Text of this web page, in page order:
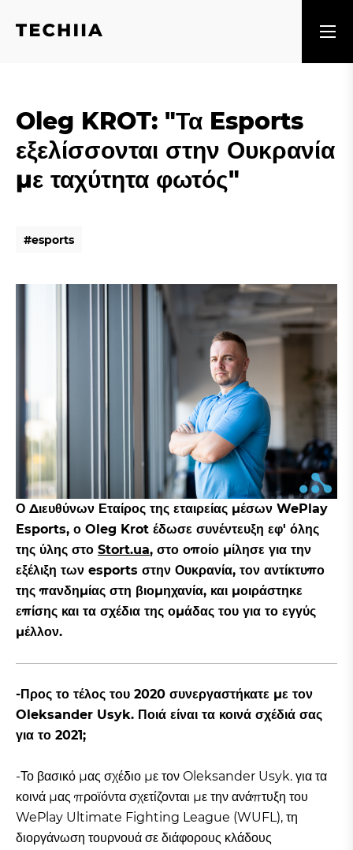
Oleg KROT: "Τα Esports
εξελίσσονται στην Ουκρανία
με ταχύτητα φωτός"
#esports
Ο Διευθύνων Εταίρος της εταιρείας μέσων WePlay
Esports, ο Oleg Krot έδωσε συνέντευξη εφ' όλης
της ύλης στο Stort.ua, στο οποίο μίλησε για την
εξέλιξη των esports στην Ουκρανία, τον αντίκτυπο
της πανδημίας στη βιομηχανία, και μοιράστηκε
επίσης και τα σχέδια της ομάδας του για το εγγύς
μέλλον.
-Προς το τέλος του 2020 συνεργαστήκατε με τον
Oleksander Usyk. Ποιά είναι τα κοινά σχέδιά σας
για το 2021;
-Το βασικό μας σχέδιο με τον Oleksander Usyk. για τα
κοινά μας προϊόντα σχετίζονται με την ανάπτυξη του
WePlay Ultimate Fighting League (WUFL), τη
διοργάνωση τουρνουά σε διάφορους κλάδους